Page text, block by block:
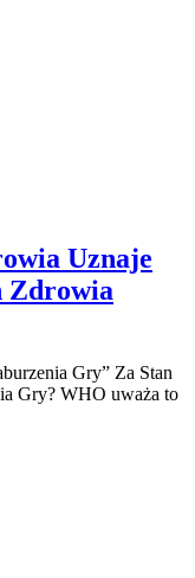
Uznaje
Zdrowia
Gry” Za Stan
Gry? WHO uważa to